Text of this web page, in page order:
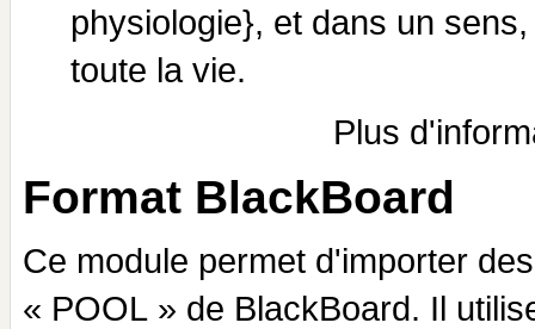
physiologie}, et dans un
toute la vie.
Plus
Format BlackBoard
Ce module permet d'importer
« POOL » de BlackBoard. Il